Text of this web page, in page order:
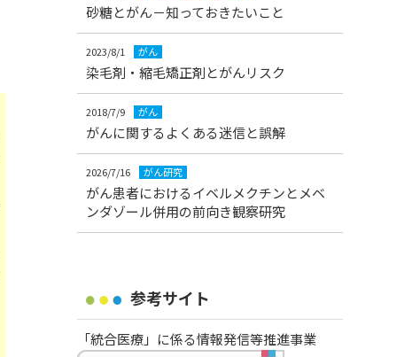
砂糖とがん－知っておきたいこと
2023/8/1 がん
染毛剤・縮毛矯正剤とがんリスク
2018/7/9 がん
がんに関するよくある迷信と誤解
2026/7/16 がん研究
がん患者におけるイベルメクチンとメベ
ンダゾール併用の前向き観察研究
参考サイト
「統合医療」に係る情報発信等推進事業